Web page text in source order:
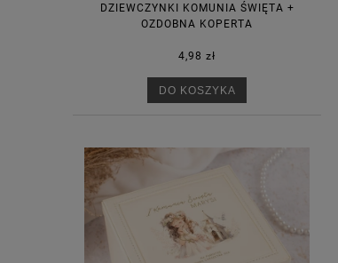
DZIEWCZYNKI KOMUNIA ŚWIĘTA +
OZDOBNA KOPERTA
4,98 zł
DO KOSZYKA